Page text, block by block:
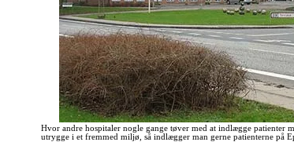
Hvor andre hospitaler nogle gange tøver med at indlægge
utrygge i et fremmed miljø, så indlægger man gerne patienterne på